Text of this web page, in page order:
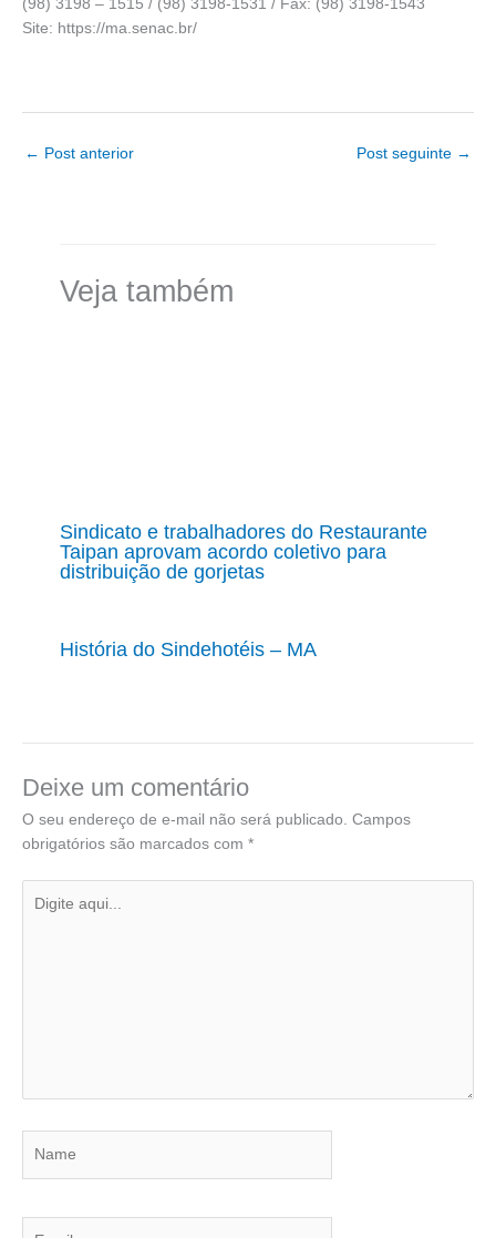
(98) 3198 – 1515 / (98) 3198-1531 / Fax: (98) 3198-1543
Site: https://ma.senac.br/
← Post anterior Post seguinte →
Veja também
Sindicato e trabalhadores do Restaurante
Taipan aprovam acordo coletivo para
distribuição de gorjetas
História do Sindehotéis – MA
Deixe um comentário
O seu endereço de e-mail não será publicado. Campos
obrigatórios são marcados com *
aqui...